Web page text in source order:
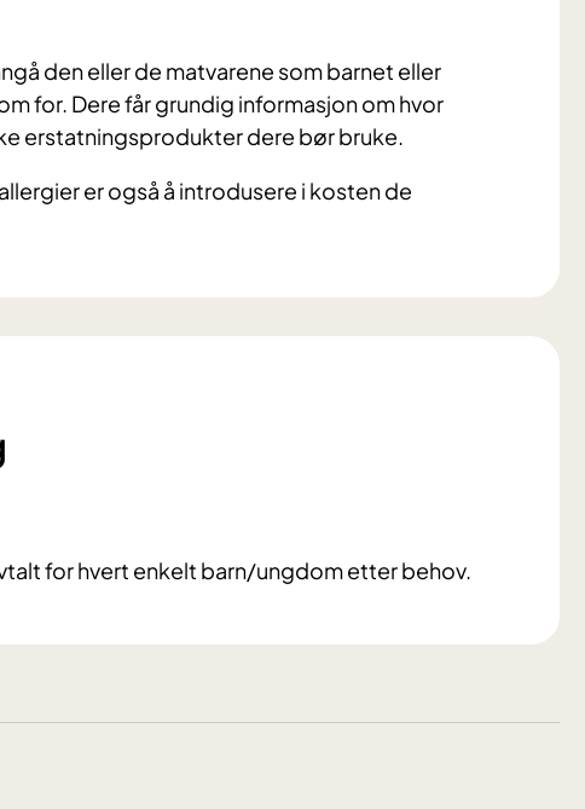
den eller de matvarene som barnet eller
for. Dere får grundig informasjon om hvor
erstatningsprodukter dere bør bruke.
er også å introdusere i kosten de
for hvert enkelt barn/ungdom etter behov.